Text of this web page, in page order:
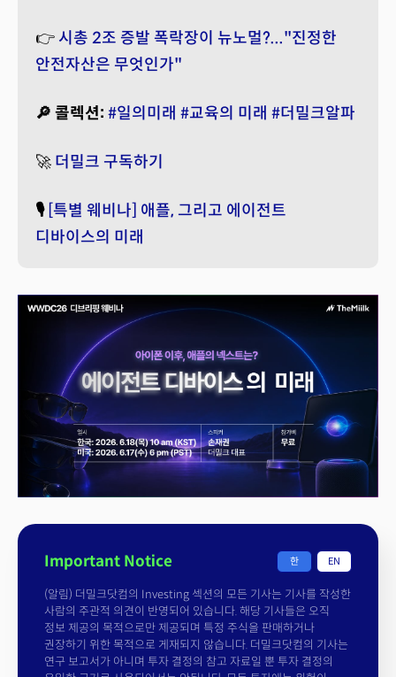
👉 시총 2조 증발 폭락장이 뉴노멀?..."진정한
안전자산은 무엇인가"
🔎 콜렉션: #일의미래 #교육의 미래 #더밀크알파
🚀 더밀크 구독하기
🎙️[특별 웨비나] 애플, 그리고 에이전트
디바이스의 미래
Important Notice 한 EN
(알림) 더밀크닷컴의 Investing 섹션의 모든 기사는 기사를 작성한
사람의 주관적 의견이 반영되어 있습니다. 해당 기사들은 오직
정보 제공의 목적으로만 제공되며 특정 주식을 판매하거나
권장하기 위한 목적으로 게재되지 않습니다. 더밀크닷컴의 기사는
연구 보고서가 아니며 투자 결정의 참고 자료일 뿐 투자 결정의